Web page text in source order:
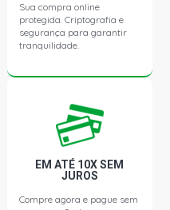
AP (1991 - 1994)
AP (1991 - 1994)
- 1994)
- 1994)
- 1994)
Sua compra online
protegida. Criptografia e
segurança para garantir
tranquilidade.
EM ATÉ 10X SEM
JUROS
Compre agora e pague sem